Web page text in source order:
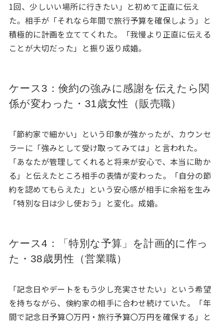
1回、少しいい場所に行きたい」と初めて正直に伝え
た。相手が「それなら年間で旅行予算を確保しよう」と
積極的に計画を立ててくれた。「我慢より正直に伝える
ことが大切だった」と振り返り成婚。
ケース3：倹約の強みに感謝を伝えたら関
係が変わった・31歳女性（販売職）
「節約家で細かい」という印象が強かったが、カウンセ
ラーに「強みとして受け取ってみては」と言われた。
「あなたが管理してくれると将来が安心で、本当に助か
る」と伝えたところ相手の表情が変わった。「自分の節
約を認めてもらえた」という安心感が相手に余裕を生み
「特別な日は少し使おう」と変化。成婚。
ケース4：「特別な予算」を計画的に作っ
た・38歳男性（営業職）
「記念日やデートをもう少し充実させたい」という希望
を持ちながら、倹約家の相手に合わせ続けていた。「年
間で記念日予算〇万円・旅行予算〇万円を確保する」と